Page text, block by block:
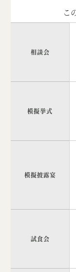
こ
相談会
模擬挙式
模擬披露宴
試食会